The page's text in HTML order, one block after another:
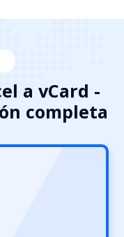
a vCard -
completa